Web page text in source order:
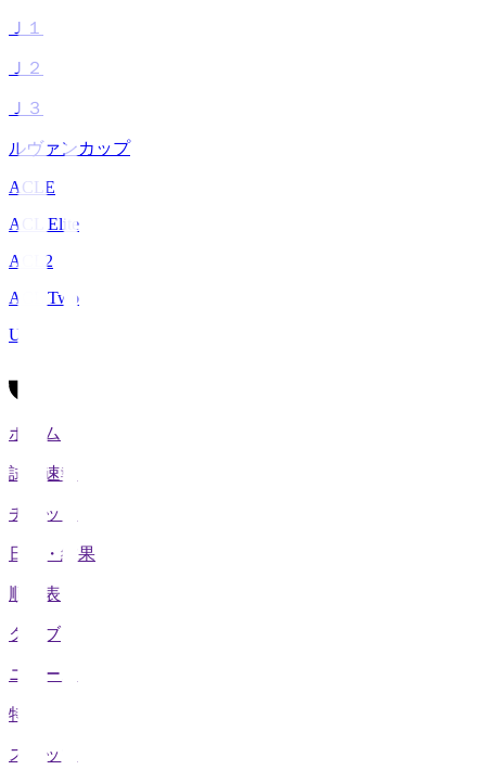
Ｊ１
Ｊ２
Ｊ３
ルヴァンカップ
ACLE
ACL Elite
ACL2
ACL Two
U-21
ホーム
試合速報
チケット
日程・結果
順位表
クラブ
ニュース
特集
スタッツ